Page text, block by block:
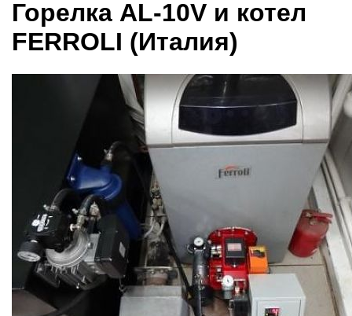
Горелка AL-10V и котел
FERROLI (Италия)